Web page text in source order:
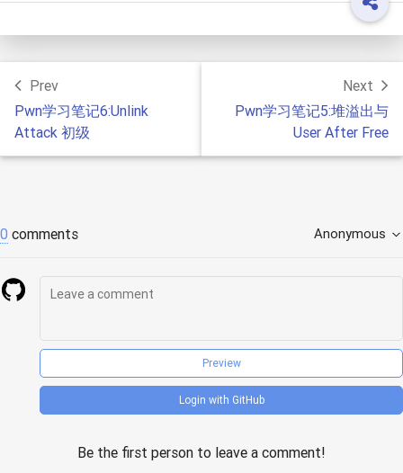
Prev
Pwn学习笔记6:Unlink
Attack 初级
Next
Pwn学习笔记5:堆溢出与
User After Free
0 comments Anonymous
Preview
Login with GitHub
Be the first person to leave a comment!